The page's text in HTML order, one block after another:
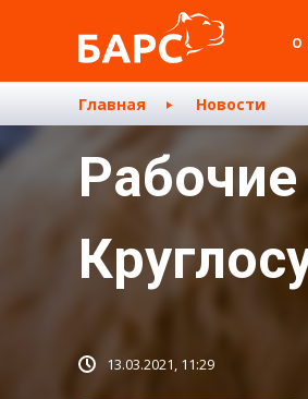
о
Главная Новости
13.03.2021, 11:29